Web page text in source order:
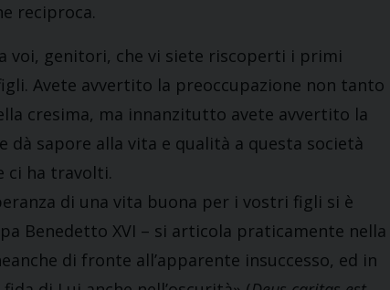
reciproca.
voi, genitori, che vi siete riscoperti i primi
Avete avvertito la preoccupazione non tanto
cresima, ma innanzitutto avete avvertito la
sapore alla vita e qualità a questa società
ci ha travolti.
di una vita buona per i vostri figli si è
Benedetto XVI – si articola praticamente nella
di fronte all’apparente insuccesso, ed in